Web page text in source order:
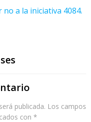
a la iniciativa 4084.
publicada. Los campos
con *